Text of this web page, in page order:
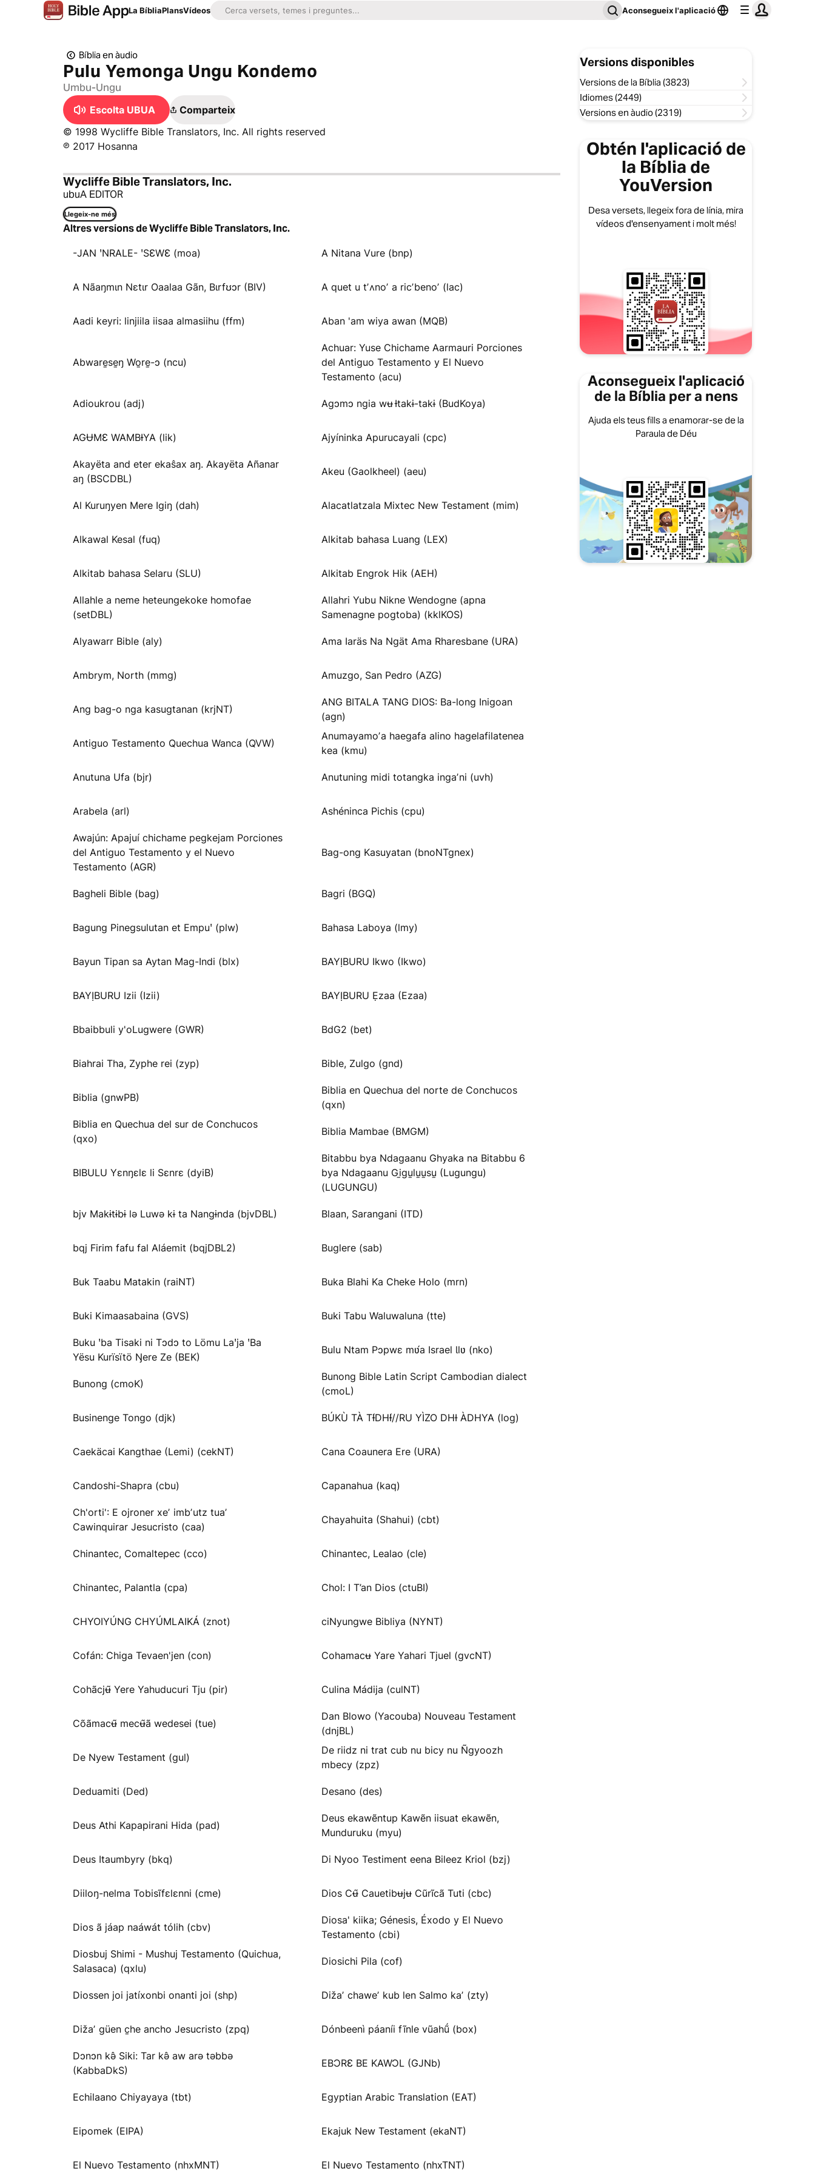
La BíbliaPlansVídeos Aconsegueix l'aplicació
Bíblia en àudio
Pulu Yemonga Ungu Kondemo
Umbu-Ungu
Escolta UBUA
Comparteix
© 1998 Wycliffe Bible Translators, Inc. All rights reserved
℗ 2017 Hosanna
Wycliffe Bible Translators, Inc.
ubuA EDITOR
Llegeix-ne més
Altres versions de Wycliffe Bible Translators, Inc.
-JAN ꞌNRALE- ꞌSƐWƐ (moa) A Nitana Vure (bnp)
A Nãaŋmɩn Nɛtɩr Oaalaa Gãn, Bɩrfʊɔr (BIV) A quet u tʼʌnoʼ a ricʼbenoʼ (lac)
Aadi keyri: linjiila iisaa almasiihu (ffm) Aban 'am wiya awan (MQB)
Abware̱se̱ŋ Wo̱re̱-ɔ (ncu)
Achuar: Yuse Chichame Aarmauri Porciones
del Antiguo Testamento y El Nuevo
Testamento (acu)
Adioukrou (adj) Agɔmɔ ngia wʉ Ɨtakɨ-takɨ (BudKoya)
AGɄMƐ WAMBƗYA (lik) Ajyíninka Apurucayali (cpc)
Akayëta and eter ekaŝax aŋ. Akayëta Añanar
aŋ (BSCDBL)
Akeu (Gaolkheel) (aeu)
Al Kuruŋyen Mere Igiŋ (dah) Alacatlatzala Mixtec New Testament (mim)
Alkawal Kesal (fuq) Alkitab bahasa Luang (LEX)
Alkitab bahasa Selaru (SLU) Alkitab Engrok Hik (AEH)
Allahle a neme heteungekoke homofae
(setDBL)
Allahri Yubu Nikne Wendogne (apna
Samenagne pogtoba) (kklKOS)
Alyawarr Bible (aly) Ama Iaräs Na Ngät Ama Rharesbane (URA)
Ambrym, North (mmg) Amuzgo, San Pedro (AZG)
Ang bag-o nga kasugtanan (krjNT)
ANG BITALA TANG DIOS: Ba-long Inigoan
(agn)
Antiguo Testamento Quechua Wanca (QVW)
Anumayamoʼa haegafa alino hagelafilatenea
kea (kmu)
Anutuna Ufa (bjr) Anutuning midi totangka ingaʼni (uvh)
Arabela (arl) Ashéninca Pichis (cpu)
Awajún: Apajuí chichame pegkejam Porciones
del Antiguo Testamento y el Nuevo
Testamento (AGR)
Bag-ong Kasuyatan (bnoNTgnex)
Bagheli Bible (bag) Bagri (BGQ)
Bagung Pinegsulutan et Empuꞌ (plw) Bahasa Laboya (lmy)
Bayun Tipan sa Aytan Mag-Indi (blx) BAYỊBURU Ikwo (Ikwo)
BAYỊBURU Izii (Izii) BAYỊBURU Ẹzaa (Ezaa)
Bbaibbuli y'oLugwere (GWR) BdG2 (bet)
Biahrai Tha, Zyphe rei (zyp) Bible, Zulgo (gnd)
Biblia (gnwPB)
Biblia en Quechua del norte de Conchucos
(qxn)
Biblia en Quechua del sur de Conchucos
(qxo)
Biblia Mambae (BMGM)
BIBULU Yɛnŋɛlɛ li Sɛnrɛ (dyiB)
Bitabbu bya Ndagaanu Ghyaka na Bitabbu 6
bya Ndagaanu Gi̱gu̱lu̱u̱su̱ (Lugungu)
(LUGUNGU)
bjv Makɨtɨbɨ lə Luwə kɨ ta Nangɨnda (bjvDBL) Blaan, Sarangani (ITD)
bqj Firim fafu fal Aláemit (bqjDBL2) Buglere (sab)
Buk Taabu Matakin (raiNT) Buka Blahi Ka Cheke Holo (mrn)
Buki Kimaasabaina (GVS) Buki Tabu Waluwaluna (tte)
Buku ꞌba Tisaki ni Tɔdɔ to Lömu Laꞌja ꞌBa
Yësu Kurïsïtö Ŋere Ze (BEK)
Bulu Ntam Pɔpwɛ mʋ́a Israel Ɩlʋ (nko)
Bunong (cmoK)
Bunong Bible Latin Script Cambodian dialect
(cmoL)
Businenge Tongo (djk) BÚKÙ TÀ TƗ́DHƗ́//RU YÌZO DHƗ ÀDHYA (log)
Caekäcai Kangthae (Lemi) (cekNT) Cana Coaunera Ere (URA)
Candoshi-Shapra (cbu) Capanahua (kaq)
Ch'orti': E ojroner xeʼ imbʼutz tuaʼ
Cawinquirar Jesucristo (caa)
Chayahuita (Shahui) (cbt)
Chinantec, Comaltepec (cco) Chinantec, Lealao (cle)
Chinantec, Palantla (cpa) Chol: I T’an Dios (ctuBI)
CHYOIYÚNG CHYÚMLAIKÁ (znot) ciNyungwe Bibliya (NYNT)
Cofán: Chiga Tevaen'jen (con) Cohamacʉ Yare Yahari Tjuel (gvcNT)
Cohãcjʉ̃ Yere Yahuducuri Tju (pir) Culina Mádija (culNT)
Cõãmacʉ̃ mecʉ̃ã wedesei (tue)
Dan Blowo (Yacouba) Nouveau Testament
(dnjBL)
De Nyew Testament (gul)
De riidz ni trat cub nu bicy nu Ñgyoozh
mbecy (zpz)
Deduamiti (Ded) Desano (des)
Deus Athi Kapapirani Hida (pad)
Deus ekawẽntup Kawẽn iisuat ekawẽn,
Munduruku (myu)
Deus Itaumbyry (bkq) Di Nyoo Testiment eena Bileez Kriol (bzj)
Diiloŋ-nelma Tobisĩfɛlɛnni (cme) Dios Cʉ̃ Cauetibʉjʉ Cũrĩcã Tuti (cbc)
Dios ã jáap naáwát tólih (cbv)
Diosa' kiika; Génesis, Éxodo y El Nuevo
Testamento (cbi)
Diosbuj Shimi - Mushuj Testamento (Quichua,
Salasaca) (qxlu)
Diosichi Pila (cof)
Diossen joi jatíxonbi onanti joi (shp) Dižaʼ chaweʼ kub len Salmo kaʼ (zty)
Dižaʼ güen c̱he ancho Jesucristo (zpq) Dónbeenì páaníi fĩnle vũahṹ (box)
Dɔnɔn kə̂ Siki: Tar kə̂ aw arə təbbə
(KabbaDkS)
EBƆRƐ BE KAWƆL (GJNb)
Echilaano Chiyayaya (tbt) Egyptian Arabic Translation (EAT)
Eipomek (EIPA) Ekajuk New Testament (ekaNT)
El Nuevo Testamento (nhxMNT) El Nuevo Testamento (nhxTNT)
Versions disponibles
Versions de la Bíblia (3823)
Idiomes (2449)
Versions en àudio (2319)
Obtén l'aplicació de
la Bíblia de
YouVersion
Desa versets, llegeix fora de línia, mira
vídeos d'ensenyament i molt més!
Aconsegueix l'aplicació
de la Bíblia per a nens
Ajuda els teus fills a enamorar-se de la
Paraula de Déu